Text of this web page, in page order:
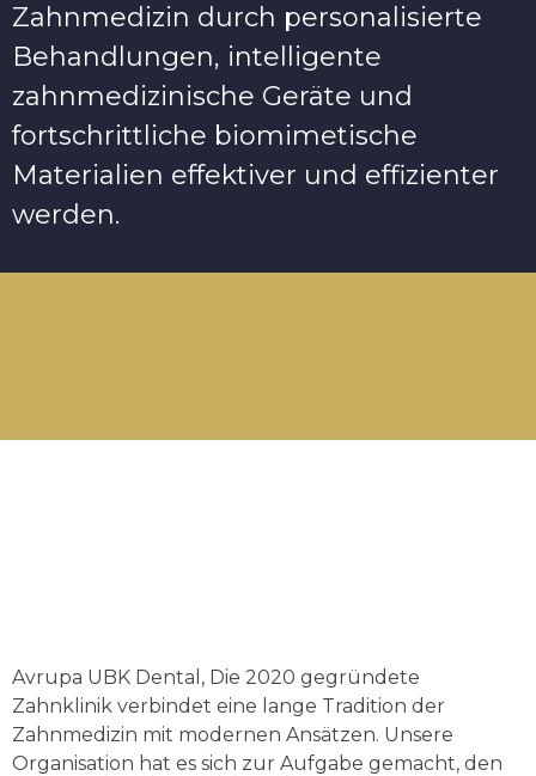
Zahnmedizin durch personalisierte
Behandlungen, intelligente
zahnmedizinische Geräte und
fortschrittliche biomimetische
Materialien effektiver und effizienter
werden.
Avrupa UBK Dental, Die 2020 gegründete
Zahnklinik verbindet eine lange Tradition der
Zahnmedizin mit modernen Ansätzen. Unsere
Organisation hat es sich zur Aufgabe gemacht, den